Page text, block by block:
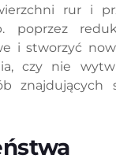
rur i
poprzez
i stworzyć
czy nie
znajdujących